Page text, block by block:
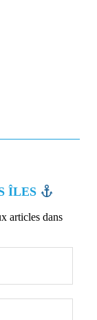
ÎLES
articles dans